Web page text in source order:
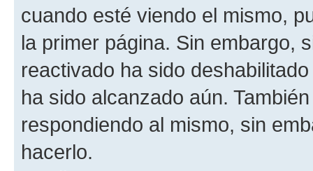
cuando esté viendo el mismo,
la primer página. Sin embargo,
reactivado ha sido
ha sido alcanzado aún.
respondiendo al mismo, sin
hacerlo.